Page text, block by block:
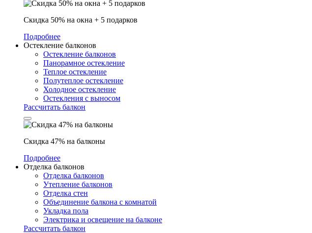
Скидка 50% на окна + 5 подарков
Подробнее
Остекление балконов
Остекление балконов
Панорамное остекление
Теплое остекление
Полутеплое остекление
Холодное остекление
Остекления с выносом
Рассчитать балкон
Скидка 47% на балконы
Подробнее
Отделка балконов
Отделка балконов
Утепление балконов
Отделка стен
Объединение балкона с комнатой
Укладка пола
Электрика и освещение на балконе
Рассчитать балкон